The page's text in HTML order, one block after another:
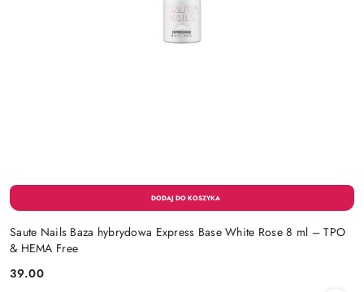
Saute Nails Baza hybrydowa Express Base White Rose 8 ml – TPO
& HEMA Free
Cena:
39.00